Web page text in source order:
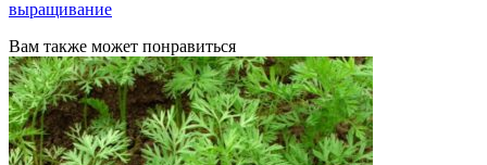
выращивание
Вам также может понравиться